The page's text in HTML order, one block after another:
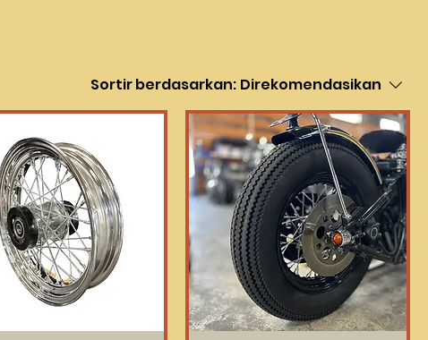
Sortir berdasarkan: Direkomendasikan